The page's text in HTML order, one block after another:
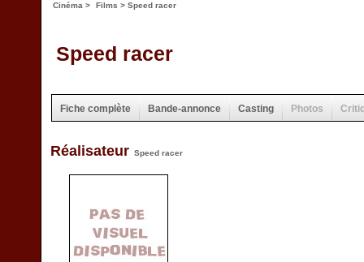
Cinéma > Films > Speed racer
Speed racer
Fiche complète Bande-annonce Casting Photos
Réalisateur Speed racer